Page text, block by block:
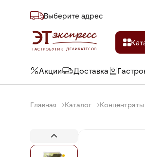
Выберите адреc
Акции Доставка
Главная Каталог